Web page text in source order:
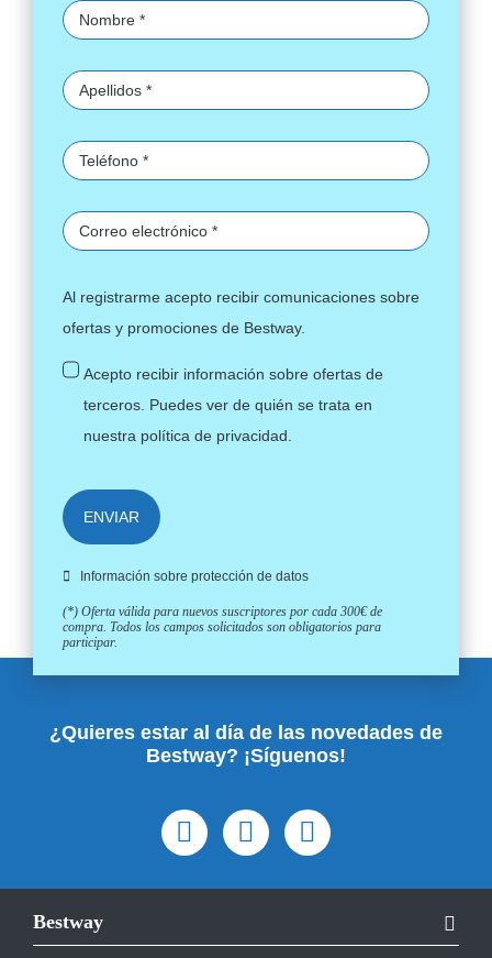
Al registrarme acepto recibir comunicaciones sobre
ofertas y promociones de Bestway.
Acepto recibir información sobre ofertas de
terceros. Puedes ver de quién se trata en
nuestra política de privacidad
ENVIAR
Información sobre protección de datos
(*) Oferta válida para nuevos suscriptores por cada 300€ de
compra. Todos los campos solicitados son obligatorios para
participar.
¿Quieres estar al día de las novedades de
Bestway? ¡Síguenos!
Bestway